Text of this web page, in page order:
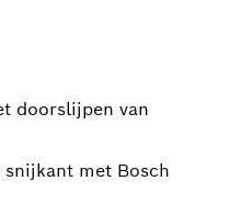
doorslijpen van
met Bosch